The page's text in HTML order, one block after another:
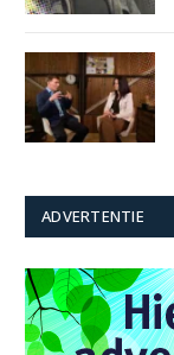
ADVERTENTIE